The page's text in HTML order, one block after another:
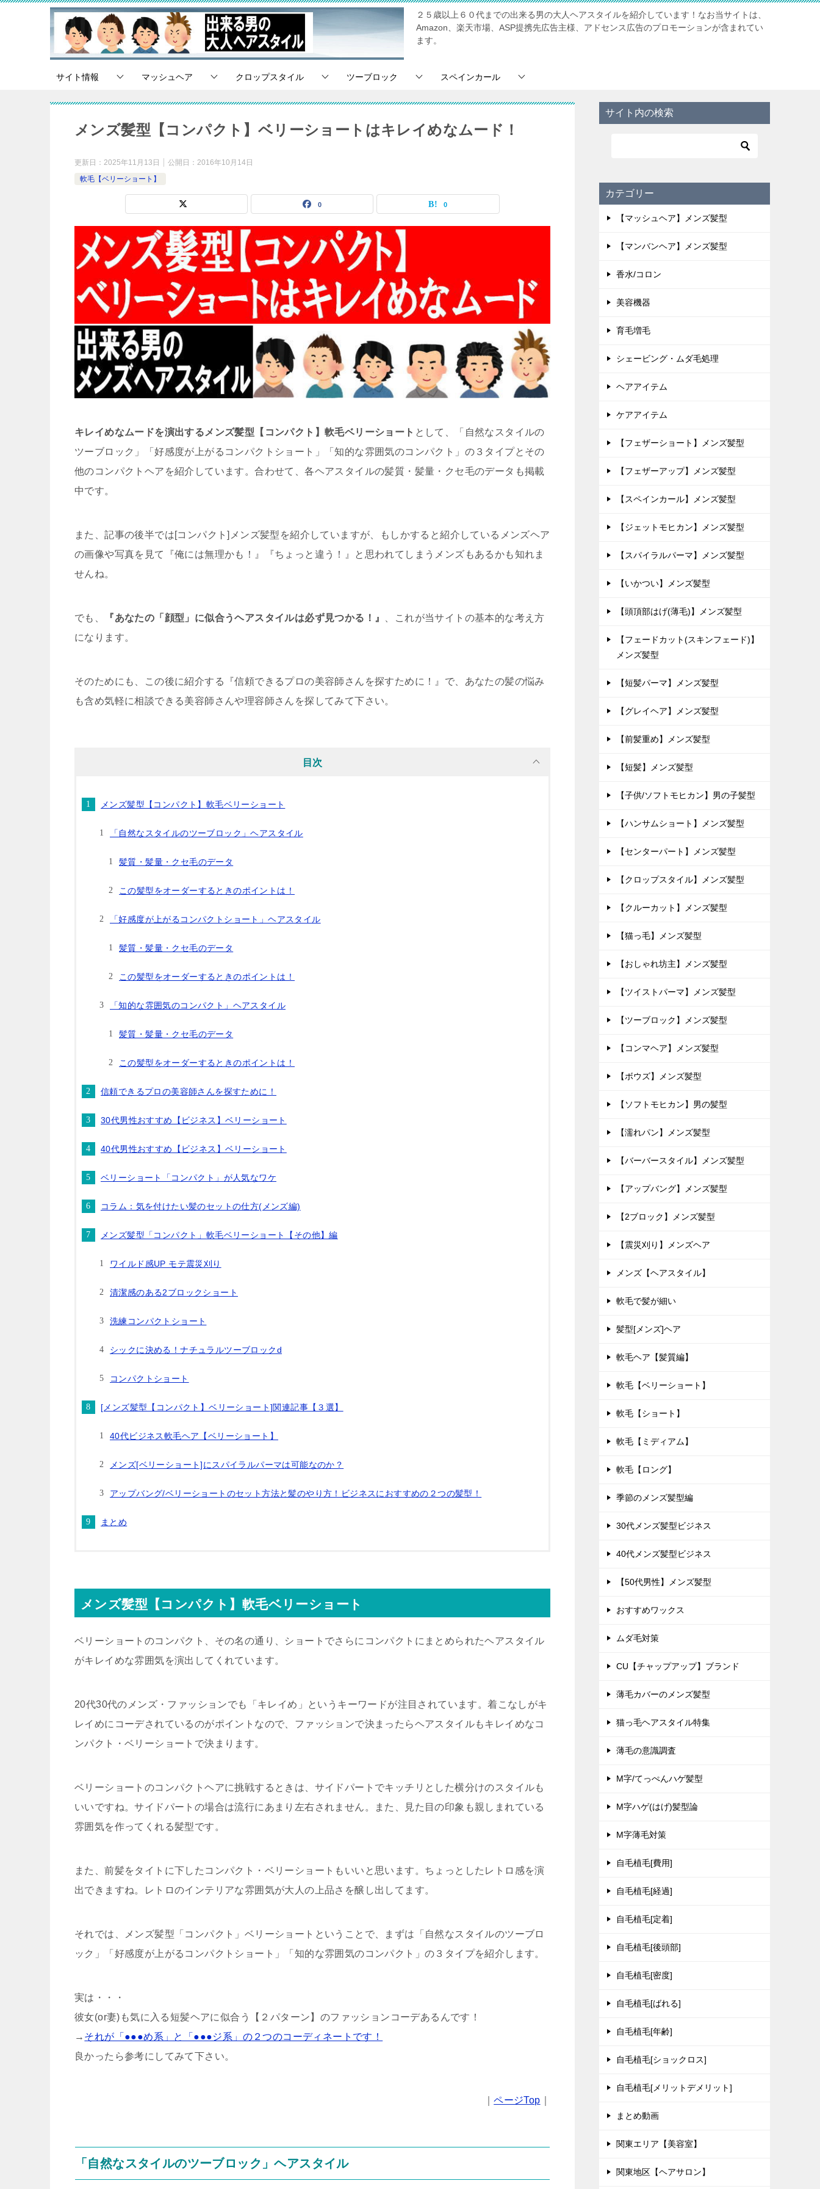
２５歳以上６０代までの出来る男の大人ヘアスタイルを紹介しています！なお当サイトは、
Amazon、楽天市場、ASP提携先広告主様、アドセンス広告のプロモーションが含まれてい
ます。
サイト情報 マッシュヘア クロップスタイル ツーブロック スペインカール
メンズ髪型【コンパクト】ベリーショートはキレイめなムード！
更新日： 2025年11月13日 公開日： 2016年10月14日
軟毛【ベリーショート】
0 0
キレイめなムードを演出するメンズ髪型【コンパクト】軟毛ベリーショート として、「自然なスタイルの
ツーブロック」「好感度が上がるコンパクトショート」「知的な雰囲気のコンパクト」の３タイプとその
他のコンパクトヘアを紹介しています。合わせて、各ヘアスタイルの髪質・髪量・クセ毛のデータも掲載
中です。
また、記事の後半では[コンパクト]メンズ髪型を紹介していますが、もしかすると紹介しているメンズヘア
の画像や写真を見て『俺には無理かも！』『ちょっと違う！』と思われてしまうメンズもあるかも知れま
せんね。
でも、 『あなたの「顔型」に似合うヘアスタイルは必ず見つかる！』
、これが当サイトの基本的な考え方
になります。
そのためにも、この後に紹介する『信頼できるプロの美容師さんを探すために！』で、あなたの髪の悩み
も含め気軽に相談できる美容師さんや理容師さんを探してみて下さい。
目次
メンズ髪型【コンパクト】軟毛ベリーショート
「自然なスタイルのツーブロック」ヘアスタイル
髪質・髪量・クセ毛のデータ
この髪型をオーダーするときのポイントは！
「好感度が上がるコンパクトショート」ヘアスタイル
髪質・髪量・クセ毛のデータ
この髪型をオーダーするときのポイントは！
「知的な雰囲気のコンパクト」ヘアスタイル
髪質・髪量・クセ毛のデータ
この髪型をオーダーするときのポイントは！
信頼できるプロの美容師さんを探すために！
30代男性おすすめ【ビジネス】ベリーショート
40代男性おすすめ【ビジネス】ベリーショート
ベリーショート「コンパクト」が人気なワケ
コラム：気を付けたい髪のセットの仕方(メンズ編)
メンズ髪型「コンパクト」軟毛ベリーショート【その他】編
ワイルド感UP モテ震災刈り
清潔感のある2ブロックショート
洗練コンパクトショート
シックに決める！ナチュラルツーブロックd
コンパクトショート
[メンズ髪型【コンパクト】ベリーショート]関連記事【３選】
40代ビジネス軟毛ヘア【ベリーショート】
メンズ[ベリーショート]にスパイラルパーマは可能なのか？
アップバング/ベリーショートのセット方法と髪のやり方！ビジネスにおすすめの２つの髪型！
まとめ
メンズ髪型【コンパクト】軟毛ベリーショート
ベリーショートのコンパクト、その名の通り、ショートでさらにコンパクトにまとめられたヘアスタイル
がキレイめな雰囲気を演出してくれています。
20代30代のメンズ・ファッションでも「キレイめ」というキーワードが注目されています。着こなしがキ
レイめにコーデされているのがポイントなので、ファッションで決まったらヘアスタイルもキレイめなコ
ンパクト・ベリーショートで決まります。
ベリーショートのコンパクトヘアに挑戦するときは、サイドパートでキッチリとした横分けのスタイルも
いいですね。サイドパートの場合は流行にあまり左右されません。また、見た目の印象も親しまれている
雰囲気を作ってくれる髪型です。
また、前髪をタイトに下したコンパクト・ベリーショートもいいと思います。ちょっとしたレトロ感を演
出できますね。レトロのインテリアな雰囲気が大人の上品さを醸し出してます。
それでは、メンズ髪型「コンパクト」ベリーショートということで、まずは「自然なスタイルのツーブロ
ック」「好感度が上がるコンパクトショート」「知的な雰囲気のコンパクト」の３タイプを紹介します。
実は・・・
彼女(or妻)も気に入る短髪ヘアに似合う【２パターン】のファッションコーデあるんです！
→ それが「●●●め系」と「●●●ジ系」の２つのコーディネートです！
良かったら参考にしてみて下さい。
｜ページTop
「自然なスタイルのツーブロック」ヘアスタイル
サイト内の検索
カテゴリー
【マッシュヘア】メンズ髪型
【マンバンヘア】メンズ髪型
香水/コロン
美容機器
育毛増毛
シェービング・ムダ毛処理
ヘアアイテム
ケアアイテム
【フェザーショート】メンズ髪型
【フェザーアップ】メンズ髪型
【スペインカール】メンズ髪型
【ジェットモヒカン】メンズ髪型
【スパイラルパーマ】メンズ髪型
【いかつい】メンズ髪型
【頭頂部はげ(薄毛)】メンズ髪型
【フェードカット(スキンフェード)】
メンズ髪型
【短髪パーマ】メンズ髪型
【グレイヘア】メンズ髪型
【前髪重め】メンズ髪型
【短髪】メンズ髪型
【子供/ソフトモヒカン】男の子髪型
【ハンサムショート】メンズ髪型
【センターパート】メンズ髪型
【クロップスタイル】メンズ髪型
【クルーカット】メンズ髪型
【猫っ毛】メンズ髪型
【おしゃれ坊主】メンズ髪型
【ツイストパーマ】メンズ髪型
【ツーブロック】メンズ髪型
【コンマヘア】メンズ髪型
【ボウズ】メンズ髪型
【ソフトモヒカン】男の髪型
【濡れパン】メンズ髪型
【バーバースタイル】メンズ髪型
【アップバング】メンズ髪型
【2ブロック】メンズ髪型
【震災刈り】メンズヘア
メンズ【ヘアスタイル】
軟毛で髪が細い
髪型[メンズ]ヘア
軟毛ヘア【髪質編】
軟毛【ベリーショート】
軟毛【ショート】
軟毛【ミディアム】
軟毛【ロング】
季節のメンズ髪型編
30代メンズ髪型ビジネス
40代メンズ髪型ビジネス
【50代男性】メンズ髪型
おすすめワックス
ムダ毛対策
CU【チャップアップ】ブランド
薄毛カバーのメンズ髪型
猫っ毛ヘアスタイル特集
薄毛の意識調査
M字/てっぺんハゲ髪型
M字ハゲ(はげ)髪型論
M字薄毛対策
自毛植毛[費用]
自毛植毛[経過]
自毛植毛[定着]
自毛植毛[後頭部]
自毛植毛[密度]
自毛植毛[ばれる]
自毛植毛[年齢]
自毛植毛[ショックロス]
自毛植毛[メリットデメリット]
まとめ動画
関東エリア【美容室】
関東地区【ヘアサロン】